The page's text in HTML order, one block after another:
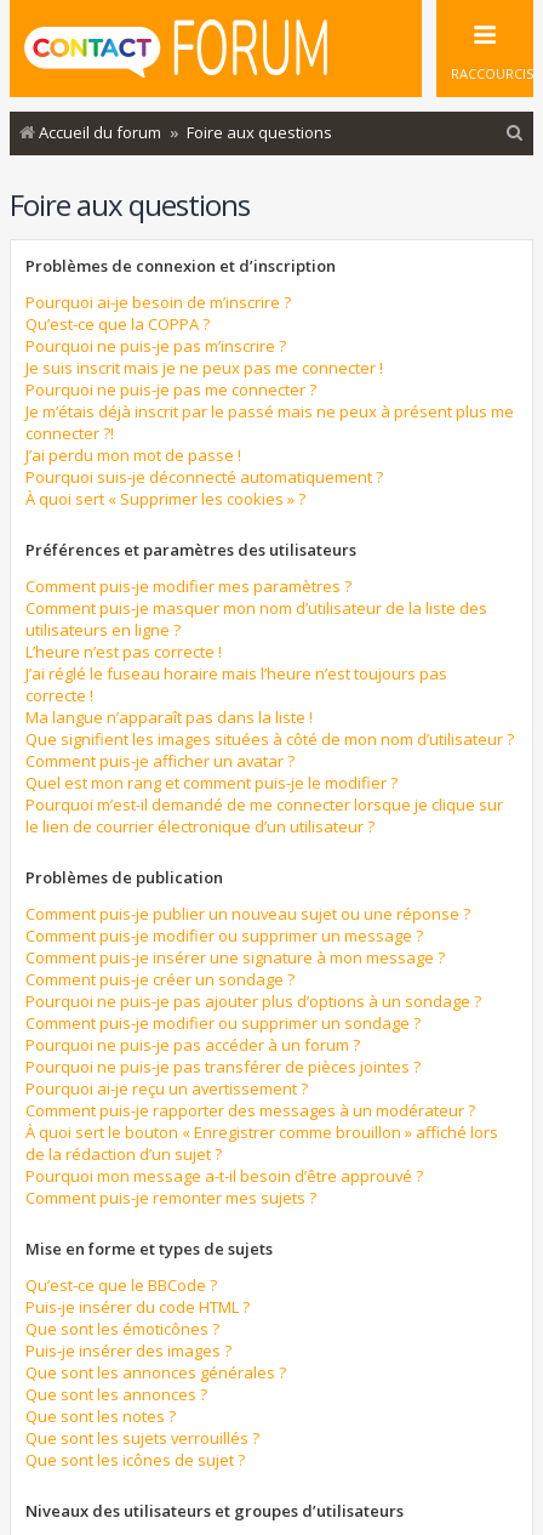
RACCOURCIS
Accueil du forum Foire aux questions
Foire aux questions
Problèmes de connexion et d’inscription
Pourquoi ai-je besoin de m’inscrire ?
Qu’est-ce que la COPPA ?
Pourquoi ne puis-je pas m’inscrire ?
Je suis inscrit mais je ne peux pas me connecter !
Pourquoi ne puis-je pas me connecter ?
Je m’étais déjà inscrit par le passé mais ne peux à présent plus me
connecter ?!
J’ai perdu mon mot de passe !
Pourquoi suis-je déconnecté automatiquement ?
À quoi sert « Supprimer les cookies » ?
Préférences et paramètres des utilisateurs
Comment puis-je modifier mes paramètres ?
Comment puis-je masquer mon nom d’utilisateur de la liste des
utilisateurs en ligne ?
L’heure n’est pas correcte !
J’ai réglé le fuseau horaire mais l’heure n’est toujours pas
correcte !
Ma langue n’apparaît pas dans la liste !
Que signifient les images situées à côté de mon nom d’utilisateur ?
Comment puis-je afficher un avatar ?
Quel est mon rang et comment puis-je le modifier ?
Pourquoi m’est-il demandé de me connecter lorsque je clique sur
le lien de courrier électronique d’un utilisateur ?
Problèmes de publication
Comment puis-je publier un nouveau sujet ou une réponse ?
Comment puis-je modifier ou supprimer un message ?
Comment puis-je insérer une signature à mon message ?
Comment puis-je créer un sondage ?
Pourquoi ne puis-je pas ajouter plus d’options à un sondage ?
Comment puis-je modifier ou supprimer un sondage ?
Pourquoi ne puis-je pas accéder à un forum ?
Pourquoi ne puis-je pas transférer de pièces jointes ?
Pourquoi ai-je reçu un avertissement ?
Comment puis-je rapporter des messages à un modérateur ?
À quoi sert le bouton « Enregistrer comme brouillon » affiché lors
de la rédaction d’un sujet ?
Pourquoi mon message a-t-il besoin d’être approuvé ?
Comment puis-je remonter mes sujets ?
Mise en forme et types de sujets
Qu’est-ce que le BBCode ?
Puis-je insérer du code HTML ?
Que sont les émoticônes ?
Puis-je insérer des images ?
Que sont les annonces générales ?
Que sont les annonces ?
Que sont les notes ?
Que sont les sujets verrouillés ?
Que sont les icônes de sujet ?
Niveaux des utilisateurs et groupes d’utilisateurs